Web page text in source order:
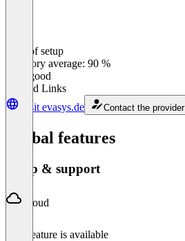
Ease of setup
Category average: 90 %
Very good
Related Links
Visit evasys.de
Contact the provider
Global features
Setup & support
Cloud
This feature is available